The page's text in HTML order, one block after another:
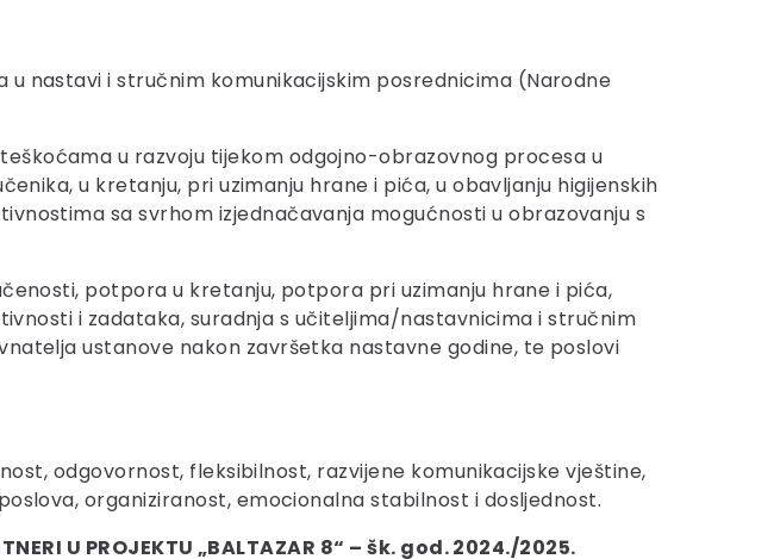
nastavi i stručnim komunikacijskim posrednicima (Narodne
u razvoju tijekom odgojno-obrazovnog procesa u
u kretanju, pri uzimanju hrane i pića, u obavljanju higijenskih
sa svrhom izjednačavanja mogućnosti u obrazovanju s
potpora u kretanju, potpora pri uzimanju hrane i pića,
i zadataka, suradnja s učiteljima/nastavnicima i stručnim
ustanove nakon završetka nastavne godine, te poslovi
odgovornost, fleksibilnost, razvijene komunikacijske vještine,
organiziranost, emocionalna stabilnost i dosljednost.
U PROJEKTU „BALTAZAR 8“ – šk. god. 2024./2025.